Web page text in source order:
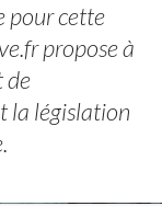
pour cette
propose à
de
la législation